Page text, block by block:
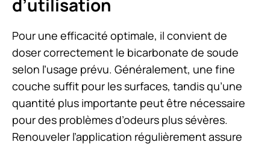
d’utilisation
Pour une efficacité optimale, il convient de
doser correctement le bicarbonate de soude
selon l’usage prévu. Généralement, une fine
couche suffit pour les surfaces, tandis qu’une
quantité plus importante peut être nécessaire
pour des problèmes d’odeurs plus sévères.
Renouveler l’application régulièrement assure